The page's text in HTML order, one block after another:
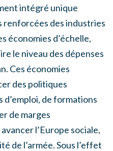
intégré unique
renforcées des industries
économies d’échelle,
le niveau des dépenses
Ces économies
des politiques
de formations
de marges
l’Europe sociale,
de l’armée. Sous l’effet